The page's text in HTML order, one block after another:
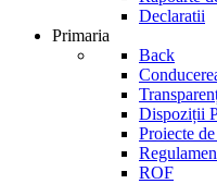
Declaratii
Primaria
Back
Dispoziții
Proiecte
ROF